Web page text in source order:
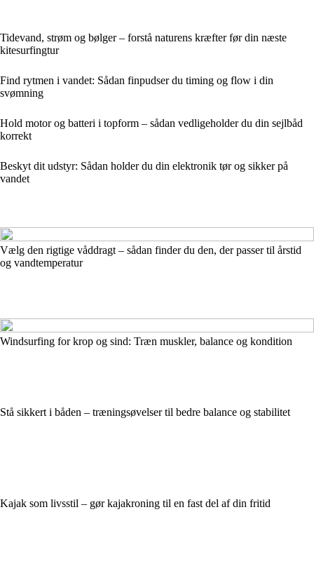
Tidevand, strøm og bølger – forstå naturens kræfter før din næste
kitesurfingtur
Find rytmen i vandet: Sådan finpudser du timing og flow i din
svømning
Hold motor og batteri i topform – sådan vedligeholder du din sejlbåd
korrekt
Beskyt dit udstyr: Sådan holder du din elektronik tør og sikker på
vandet
Vælg den rigtige våddragt – sådan finder du den, der passer til årstid
og vandtemperatur
Windsurfing for krop og sind: Træn muskler, balance og kondition
Stå sikkert i båden – træningsøvelser til bedre balance og stabilitet
Kajak som livsstil – gør kajakroning til en fast del af din fritid